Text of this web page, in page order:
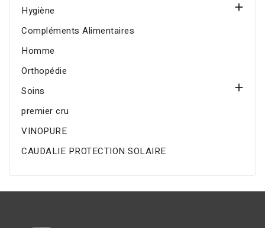
Hygiène

Compléments Alimentaires
Homme
Orthopédie
Soins

premier cru
VINOPURE
CAUDALIE PROTECTION SOLAIRE